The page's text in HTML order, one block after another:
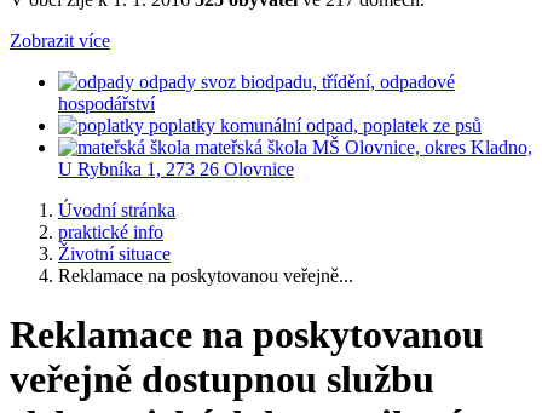
Zobrazit více
odpady svoz biodpadu, třídění, odpadové
hospodářství
poplatky komunální odpad, poplatek ze psů
mateřská škola MŠ Olovnice, okres Kladno,
U Rybníka 1, 273 26 Olovnice
Úvodní stránka
praktické info
Životní situace
Reklamace na poskytovanou veřejně...
Reklamace na poskytovanou
veřejně dostupnou službu